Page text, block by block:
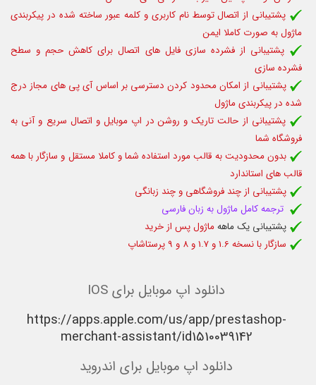
پشتیبانی از اتصال توسط نام کاربری و کلمه عبور ساخته شده در پیکربندی
ماژول به صورت کاملا ایمن
پشتیبانی از فشرده سازی فایل های اتصال برای کاهش حجم و سطح
فشرده سازی
پشتیبانی از امکان محدود کردن دسترسی بر اساس آی پی های مجاز درج
شده در پیکربندی ماژول
پشتیبانی از حالت تاریک و روشن در اپ موبایل و اتصال سریع و آنی به
فروشگاه شما
بدون محدودیت به قالب مورد استفاده شما و کاملا مستقل و سازگار با همه
قالب های استاندارد
پشتیبانی از چند فروشگاهی و چند زبانگی
ترجمه کامل ماژول به زبان فارسی
پشتیبانی یک ماههماژول پس از خرید
سازگار با نسخه 1.6 و 1.7 و 8 و 9 پرستاشاپ
دانلود اپ موبایل برای IOS
https://apps.apple.com/us/app/prestashop-
merchant-assistant/id1510039142
دانلود اپ موبایل برای اندروید